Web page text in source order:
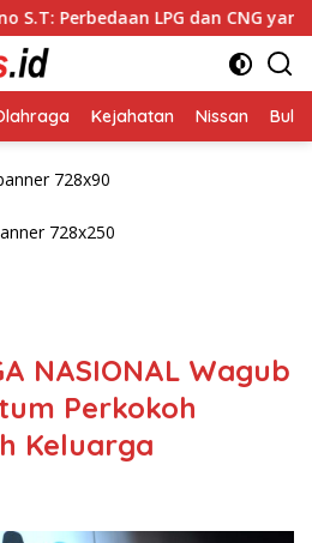
dan CNG yang Kini Heboh karena
Kejahatan Nissan
NASIONAL Wagub
Perkokoh
Keluarga